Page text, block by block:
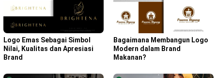
Logo Emas Sebagai Simbol
Nilai, Kualitas dan Apresiasi
Brand
Bagaimana Membangun Logo
Modern dalam Brand
Makanan?